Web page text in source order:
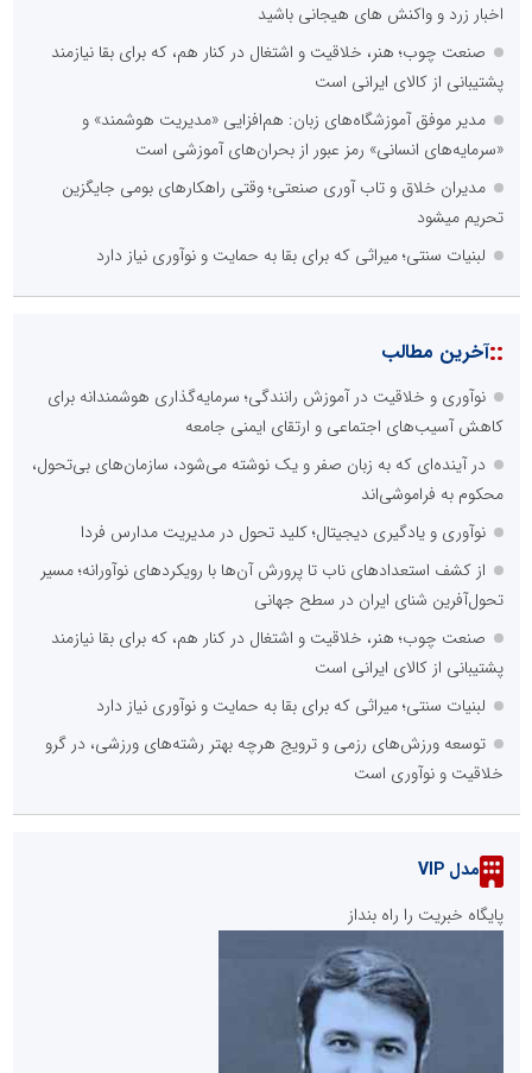
اخبار زرد و واکنش های هیجانی باشید
صنعت چوب؛ هنر، خلاقیت و اشتغال در کنار هم، که برای بقا نیازمند
پشتیبانی از کالای ایرانی است
مدیر موفق آموزشگاه‌های زبان: هم‌افزایی «مدیریت هوشمند» و
«سرمایه‌های انسانی» رمز عبور از بحران‌های آموزشی است
مدیران خلاق و تاب آوری صنعتی؛ وقتی راهکارهای بومی جایگزین
تحریم میشود
لبنیات سنتی؛ میراثی که برای بقا به حمایت و نوآوری نیاز دارد
::آخرین مطالب
نوآوری و خلاقیت در آموزش رانندگی؛ سرمایه‌گذاری هوشمندانه برای
کاهش آسیب‌های اجتماعی و ارتقای ایمنی جامعه
در آینده‌ای که به زبان صفر و یک نوشته می‌شود، سازمان‌های بی‌تحول،
محکوم به فراموشی‌اند
نوآوری و یادگیری دیجیتال؛ کلید تحول در مدیریت مدارس فردا
از کشف استعدادهای ناب تا پرورش آن‌ها با رویکردهای نوآورانه؛ مسیر
تحول‌آفرین شنای ایران در سطح جهانی
صنعت چوب؛ هنر، خلاقیت و اشتغال در کنار هم، که برای بقا نیازمند
پشتیبانی از کالای ایرانی است
لبنیات سنتی؛ میراثی که برای بقا به حمایت و نوآوری نیاز دارد
توسعه ورزش‌های رزمی و ترویج هرچه بهتر رشته‌های ورزشی، در گرو
خلاقیت و نوآوری است
مدل VIP
پایگاه خبریت را راه بنداز